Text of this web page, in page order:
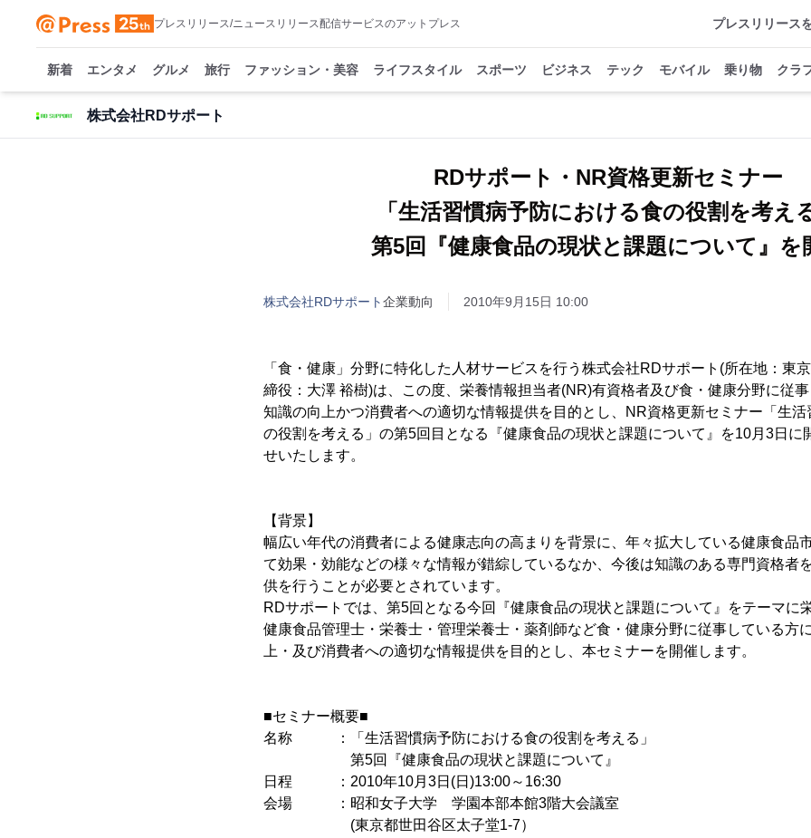
プレスリリース/ニュースリリース配信サービスのアットプレス プレスリリース
新着 エンタメ グルメ 旅行 ファッション・美容 ライフスタイル スポーツ ビジネス テック モバイル 乗り物 クラ
株式会社RDサポート
RDサポート・NR資格更新セミナー
「生活習慣病予防における食の役割を考え
第5回『健康食品の現状と課題について』を
株式会社RDサポート企業動向 2010年9月15日 10:00
「食・健康」分野に特化した人材サービスを行う株式会社RDサポート(所在地：東
締役：大澤 裕樹)は、この度、栄養情報担当者(NR)有資格者及び食・健康分野に従事
知識の向上かつ消費者への適切な情報提供を目的とし、NR資格更新セミナー「生
の役割を考える」の第5回目となる『健康食品の現状と課題について』を10月3日に
せいたします。
【背景】
幅広い年代の消費者による健康志向の高まりを背景に、年々拡大している健康食品
て効果・効能などの様々な情報が錯綜しているなか、今後は知識のある専門資格者
供を行うことが必要とされています。
RDサポートでは、第5回となる今回『健康食品の現状と課題について』をテーマに
健康食品管理士・栄養士・管理栄養士・薬剤師など食・健康分野に従事している方
上・及び消費者への適切な情報提供を目的とし、本セミナーを開催します。
■セミナー概要■
名称 ：「生活習慣病予防における食の役割を考える」
第5回『健康食品の現状と課題について』
日程 ：2010年10月3日(日)13:00～16:30
会場 ：昭和女子大学 学園本部本館3階大会議室
(東京都世田谷区太子堂1-7）